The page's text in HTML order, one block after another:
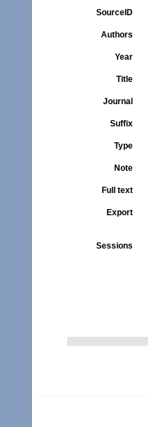
SourceID
Authors
Year
Title
Journal
Suffix
Type
Note
Full text
Export
Sessions